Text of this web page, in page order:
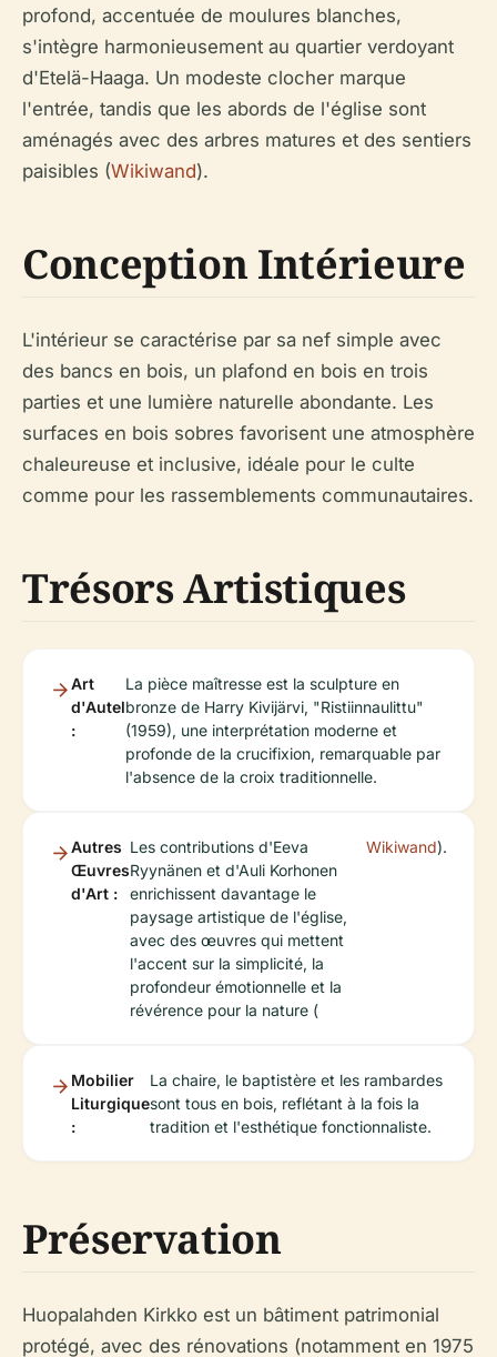
profond, accentuée de moulures blanches,
s'intègre harmonieusement au quartier verdoyant
d'Etelä-Haaga. Un modeste clocher marque
l'entrée, tandis que les abords de l'église sont
aménagés avec des arbres matures et des sentiers
paisibles (Wikiwand).
Conception Intérieure
L'intérieur se caractérise par sa nef simple avec
des bancs en bois, un plafond en bois en trois
parties et une lumière naturelle abondante. Les
surfaces en bois sobres favorisent une atmosphère
chaleureuse et inclusive, idéale pour le culte
comme pour les rassemblements communautaires.
Trésors Artistiques
Art
d'Autel
:
La pièce maîtresse est la sculpture en
bronze de Harry Kivijärvi, "Ristiinnaulittu"
(1959), une interprétation moderne et
profonde de la crucifixion, remarquable par
l'absence de la croix traditionnelle.
Autres
Œuvres
d'Art :
Les contributions d'Eeva
Ryynänen et d'Auli Korhonen
enrichissent davantage le
paysage artistique de l'église,
avec des œuvres qui mettent
l'accent sur la simplicité, la
profondeur émotionnelle et la
révérence pour la nature (
Wikiwand).
Mobilier
Liturgique
:
La chaire, le baptistère et les rambardes
sont tous en bois, reflétant à la fois la
tradition et l'esthétique fonctionnaliste.
Préservation
Huopalahden Kirkko est un bâtiment patrimonial
protégé, avec des rénovations (notamment en 1975